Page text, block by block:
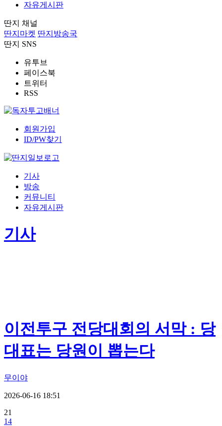
자유게시판
딴지 채널
딴지마켓 딴지방송국
딴지 SNS
유투브
페이스북
트위터
RSS
회원가입
ID/PW찾기
기사
방송
커뮤니티
자유게시판
기사
이전투구 전당대회의 서막 : 당
대표는 당원이 뽑는다
무이야
2026-06-16 18:51
21
14